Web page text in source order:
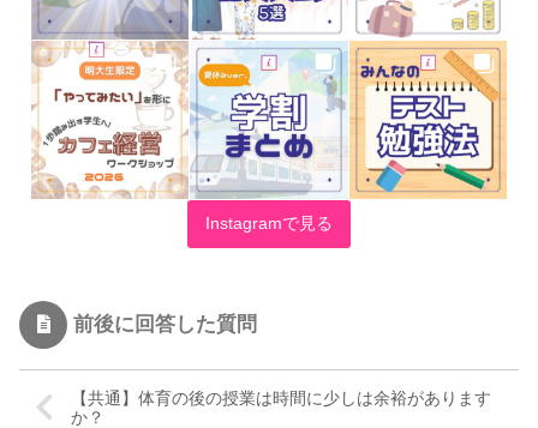
Instagramで見る
前後に回答した質問
【共通】体育の後の授業は時間に少しは余裕があります
か？